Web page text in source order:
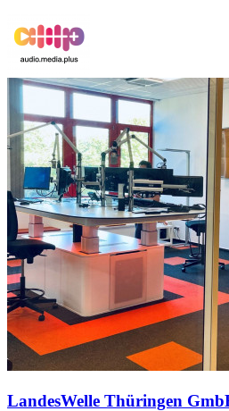
LandesWelle Thüringen